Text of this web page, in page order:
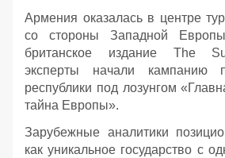
Армения оказалась в центре
со стороны Западной
британское издание The
эксперты начали кампанию
республики под лозунгом
тайна Европы».
Зарубежные аналитики
как уникальное государство с